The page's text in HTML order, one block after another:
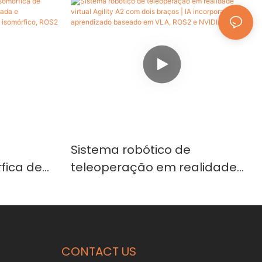
de
de
Sistema robótico de
teleoperação em realidade
braços | IA incorporada,
CONTACT US